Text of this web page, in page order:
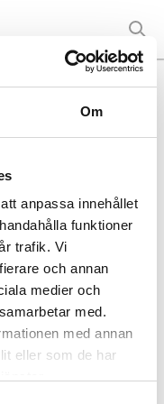
Om
anpassa innehållet
funktioner
trafik. Vi
och annan
medier och
med.
med annan
eller som de har